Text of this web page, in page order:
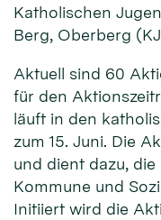
Katholischen
Berg, Oberberg
Aktuell sind 60
für den
läuft in den
zum 15. Juni. Die
und dient dazu,
Kommune und
Initiiert wird die